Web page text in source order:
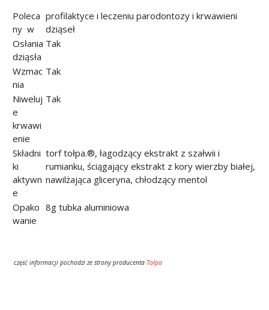
Poleca
ny w
profilaktyce i leczeniu parodontozy i krwawieni
dziąseł
Osłania
dziąsła
Tak
Wzmac
nia
Tak
Niweluj
e
krwawi
enie
Tak
Składni
ki
aktywn
e
torf tołpa.®, łagodzący ekstrakt z szałwii i
rumianku, ściągający ekstrakt z kory wierzby białej,
nawilżająca gliceryna, chłodzący mentol
Opako
wanie
8g tubka aluminiowa
część informacji pochodzi ze strony producenta Tołpa